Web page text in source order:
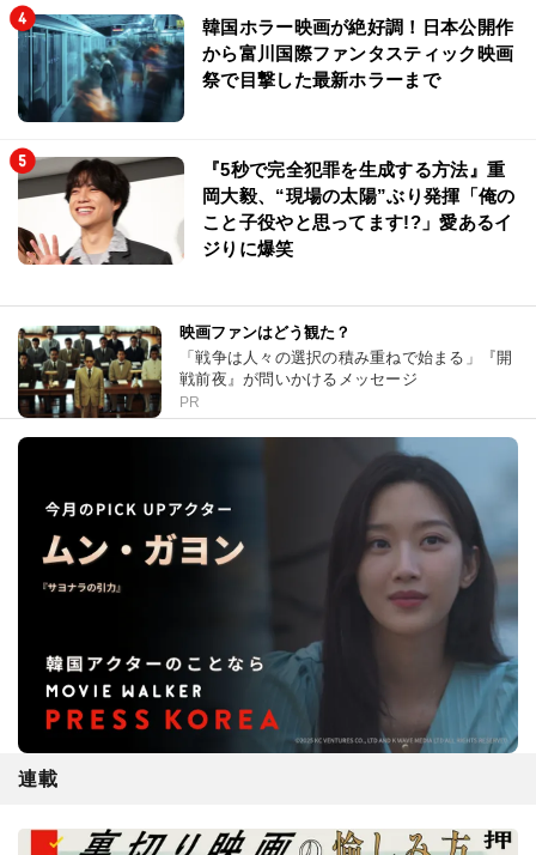
韓国ホラー映画が絶好調！日本公開作
から富川国際ファンタスティック映画
祭で目撃した最新ホラーまで
『5秒で完全犯罪を生成する方法』重
岡大毅、“現場の太陽”ぶり発揮「俺の
こと子役やと思ってます!?」愛あるイ
ジりに爆笑
映画ファンはどう観た？
「戦争は人々の選択の積み重ねで始まる」『開
戦前夜』が問いかけるメッセージ
PR
連載